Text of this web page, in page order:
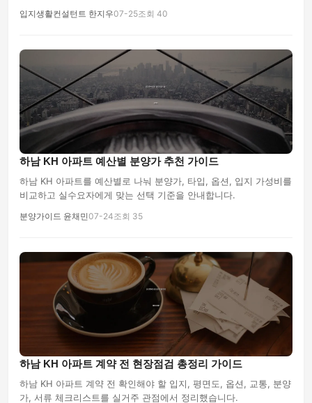
입지생활컨설턴트 한지우07-25조회 40
하남 KH 아파트 예산별 분양가 추천 가이드
하남 KH 아파트를 예산별로 나눠 분양가, 타입, 옵션, 입지 가성비를
비교하고 실수요자에게 맞는 선택 기준을 안내합니다.
분양가이드 윤채민07-24조회 35
하남 KH 아파트 계약 전 현장점검 총정리 가이드
하남 KH 아파트 계약 전 확인해야 할 입지, 평면도, 옵션, 교통, 분양
가, 서류 체크리스트를 실거주 관점에서 정리했습니다.